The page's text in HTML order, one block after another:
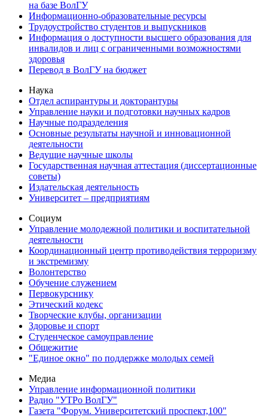
на базе ВолГУ
Информационно-образовательные ресурсы
Трудоустройство студентов и выпускников
Информация о доступности высшего образования для
инвалидов и лиц с ограниченными возможностями
здоровья
Перевод в ВолГУ на бюджет
Наука
Отдел аспирантуры и докторантуры
Управление науки и подготовки научных кадров
Научные подразделения
Основные результаты научной и инновационной
деятельности
Ведущие научные школы
Государственная научная аттестация (диссертационные
советы)
Издательская деятельность
Университет – предприятиям
Социум
Управление молодежной политики и воспитательной
деятельности
Координационный центр противодействия терроризму
и экстремизму
Волонтерство
Обучение служением
Первокурснику
Этический кодекс
Творческие клубы, организации
Здоровье и спорт
Студенческое самоуправление
Общежитие
"Единое окно" по поддержке молодых семей
Медиа
Управление информационной политики
Радио "УТРо ВолГУ"
Газета "Форум. Университетский проспект,100"